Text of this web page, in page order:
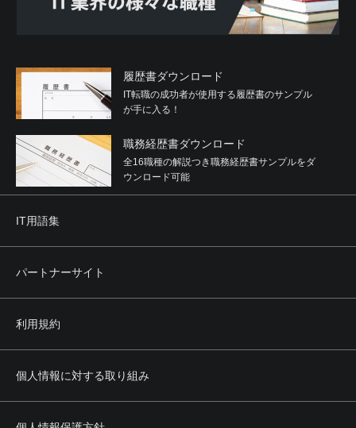
履歴書ダウンロード
IT転職の成功者が使用する履歴書のサンプル
が手に入る！
職務経歴書ダウンロード
全16職種の解説つき職務経歴書サンプルをダ
ウンロード可能
IT用語集
パートナーサイト
利用規約
個人情報に対する取り組み